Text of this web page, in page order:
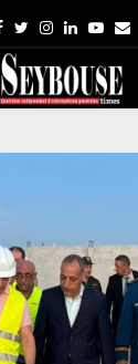
Facebook
TwitterInstagram
Linkedin